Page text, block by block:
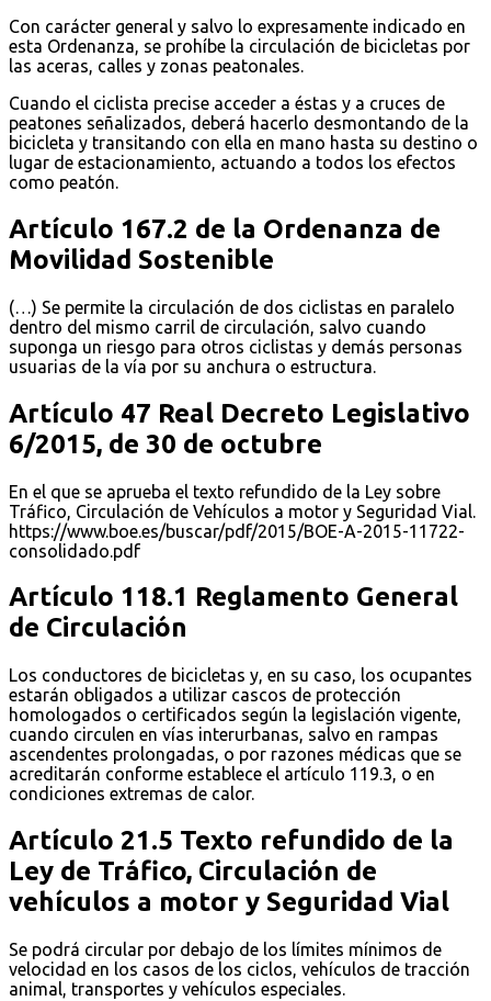
Con carácter general y salvo lo expresamente indicado en
esta Ordenanza, se prohíbe la circulación de bicicletas por
las aceras, calles y zonas peatonales.
Cuando el ciclista precise acceder a éstas y a cruces de
peatones señalizados, deberá hacerlo desmontando de la
bicicleta y transitando con ella en mano hasta su destino o
lugar de estacionamiento, actuando a todos los efectos
como peatón.
Artículo 167.2 de la Ordenanza de
Movilidad Sostenible
(…) Se permite la circulación de dos ciclistas en paralelo
dentro del mismo carril de circulación, salvo cuando
suponga un riesgo para otros ciclistas y demás personas
usuarias de la vía por su anchura o estructura.
Artículo 47 Real Decreto Legislativo
6/2015, de 30 de octubre
En el que se aprueba el texto refundido de la Ley sobre
Tráfico, Circulación de Vehículos a motor y Seguridad Vial.
https://www.boe.es/buscar/pdf/2015/BOE-A-2015-11722-
consolidado.pdf
Artículo 118.1 Reglamento General
de Circulación
Los conductores de bicicletas y, en su caso, los ocupantes
estarán obligados a utilizar cascos de protección
homologados o certificados según la legislación vigente,
cuando circulen en vías interurbanas, salvo en rampas
ascendentes prolongadas, o por razones médicas que se
acreditarán conforme establece el artículo 119.3, o en
condiciones extremas de calor.
Artículo 21.5 Texto refundido de la
Ley de Tráfico, Circulación de
vehículos a motor y Seguridad Vial
Se podrá circular por debajo de los límites mínimos de
velocidad en los casos de los ciclos, vehículos de tracción
animal, transportes y vehículos especiales.